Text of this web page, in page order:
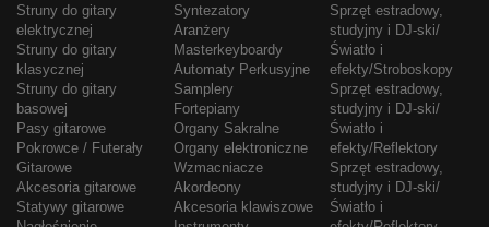
Struny do gitary
elektrycznej
Struny do gitary
klasycznej
Struny do gitary
basowej
Pasy gitarowe
Pokrowce / Futerały
Gitarowe
Akcesoria gitarowe
Statywy gitarowe
Syntezatory
Aranżery
Masterkeyboardy
Automaty Perkusyjne
Samplery
Fortepiany
Organy Sakralne
Organy elektroniczne
Wzmacniacze
Akordeony
Akcesoria klawiszowe
Sprzęt estradowy,
studyjny i DJ-ski/
Światło i
efekty/Stroboskopy
Sprzęt estradowy,
studyjny i DJ-ski/
Światło i
efekty/Reflektory
Sprzęt estradowy,
studyjny i DJ-ski/
Światło i